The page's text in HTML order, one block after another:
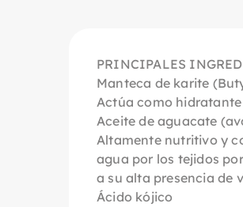
PRINCIPALES
Manteca de karite
Actúa como
Aceite de aguacate
Altamente nutritivo y
agua por los tejidos
a su alta presencia de
Ácido kójico